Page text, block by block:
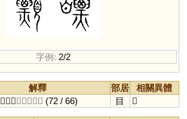
字例: 2/2
解釋 部居
相關異體
聲。 〔𢾭沼切〕 (72 / 66) 目 𥍌